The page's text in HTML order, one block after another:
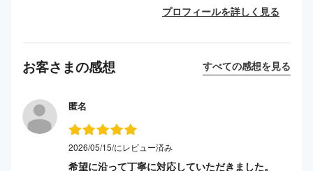
プロフィールを詳しく見る
お客さまの感想 すべての感想を見る
匿名
2026/05/15/にレビュー済み
希望に沿って丁寧に対応していただきました。